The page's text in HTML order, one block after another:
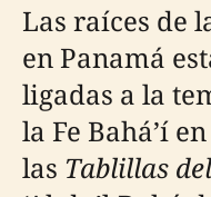
Las raíces de
en Panamá
ligadas a la
la Fe Bahá’í
las Tablillas